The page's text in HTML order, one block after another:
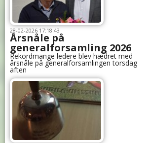
28-02-2026 17:18:43
Årsnåle på
generalforsamling 2026
Rekordmange ledere blev hædret med
årsnåle på generalforsamlingen torsdag
aften